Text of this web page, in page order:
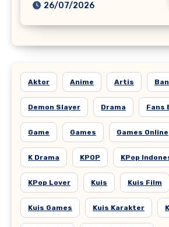
26/07/2026
Aktor Anime Artis
Demon Slayer Drama Fans
Game Games Games Online
K Drama KPOP KPop
KPop Lover Kuis Kuis Film
Kuis Games Kuis Karakter